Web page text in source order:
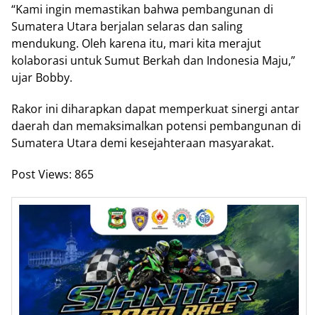
“Kami ingin memastikan bahwa pembangunan di
Sumatera Utara berjalan selaras dan saling
mendukung. Oleh karena itu, mari kita merajut
kolaborasi untuk Sumut Berkah dan Indonesia Maju,”
ujar Bobby.
Rakor ini diharapkan dapat memperkuat sinergi antar
daerah dan memaksimalkan potensi pembangunan di
Sumatera Utara demi kesejahteraan masyarakat.
Post Views: 865